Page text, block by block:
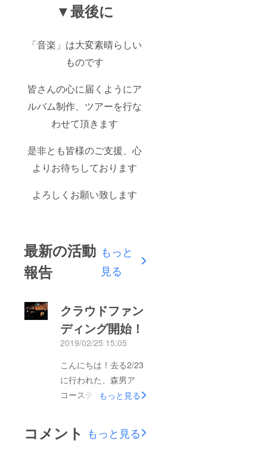
▼最後に
「音楽」は大変素晴らしい
ものです
皆さんの心に届くようにア
ルバム制作、ツアーを行な
わせて頂きます
是非とも皆様のご支援、心
よりお待ちしております
よろしくお願い致します
最新の活動
報告
もっと
見る
クラウドファン
ディング開始！
2019/02/25 15:05
こんにちは！去る2/23
に行われた、森男ア
コースティックライブ
ファンディングの開始
を宣言させて頂き、そ
もっと見る
コメント もっと見る